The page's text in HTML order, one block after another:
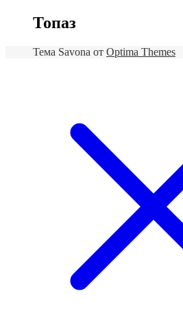
Топаз
Тема Savona от Optima Themes